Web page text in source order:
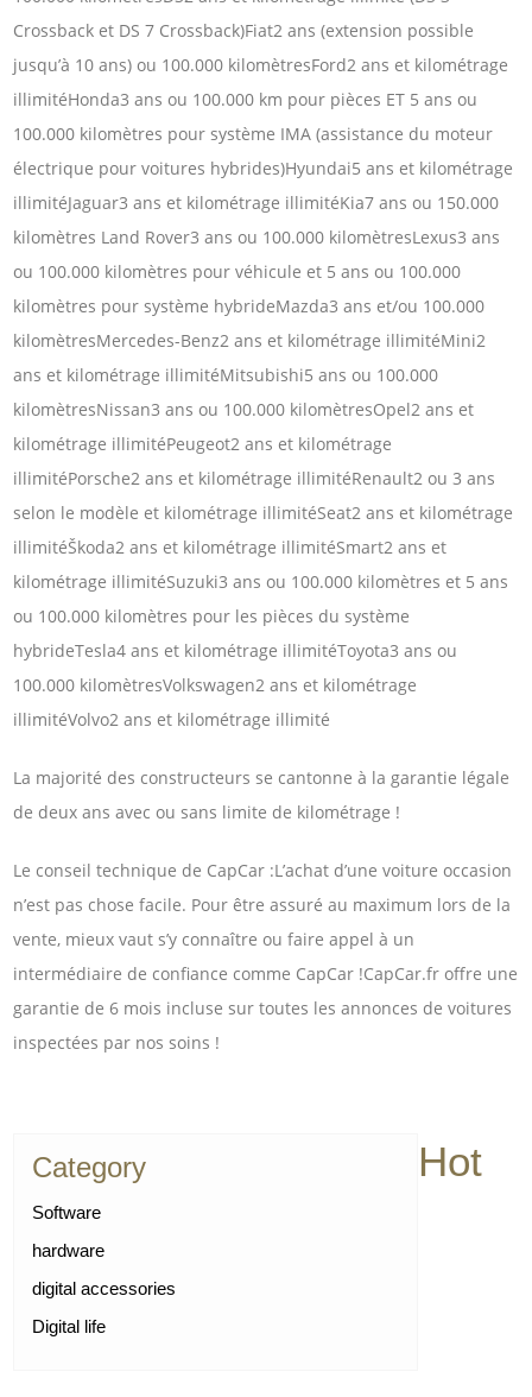
Crossback et DS 7 Crossback)Fiat2 ans (extension possible
jusqu’à 10 ans) ou 100.000 kilomètresFord2 ans et kilométrage
illimitéHonda3 ans ou 100.000 km pour pièces ET 5 ans ou
100.000 kilomètres pour système IMA (assistance du moteur
électrique pour voitures hybrides)Hyundai5 ans et kilométrage
illimitéJaguar3 ans et kilométrage illimitéKia7 ans ou 150.000
kilomètres Land Rover3 ans ou 100.000 kilomètresLexus3 ans
ou 100.000 kilomètres pour véhicule et 5 ans ou 100.000
kilomètres pour système hybrideMazda3 ans et/ou 100.000
kilomètresMercedes-Benz2 ans et kilométrage illimitéMini2
ans et kilométrage illimitéMitsubishi5 ans ou 100.000
kilomètresNissan3 ans ou 100.000 kilomètresOpel2 ans et
kilométrage illimitéPeugeot2 ans et kilométrage
illimitéPorsche2 ans et kilométrage illimitéRenault2 ou 3 ans
selon le modèle et kilométrage illimitéSeat2 ans et kilométrage
illimitéŠkoda2 ans et kilométrage illimitéSmart2 ans et
kilométrage illimitéSuzuki3 ans ou 100.000 kilomètres et 5 ans
ou 100.000 kilomètres pour les pièces du système
hybrideTesla4 ans et kilométrage illimitéToyota3 ans ou
100.000 kilomètresVolkswagen2 ans et kilométrage
illimitéVolvo2 ans et kilométrage illimité
La majorité des constructeurs se cantonne à la garantie légale
de deux ans avec ou sans limite de kilométrage !
Le conseil technique de CapCar :L’achat d’une voiture occasion
n’est pas chose facile. Pour être assuré au maximum lors de la
vente, mieux vaut s’y connaître ou faire appel à un
intermédiaire de confiance comme CapCar !CapCar.fr offre une
garantie de 6 mois incluse sur toutes les annonces de voitures
inspectées par nos soins !
Category
Software
hardware
digital accessories
Digital life
Hot